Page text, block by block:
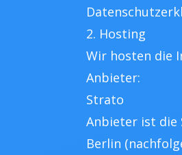
2. Hosting
Wir hosten die
Anbieter:
Strato
Anbieter ist die
Berlin